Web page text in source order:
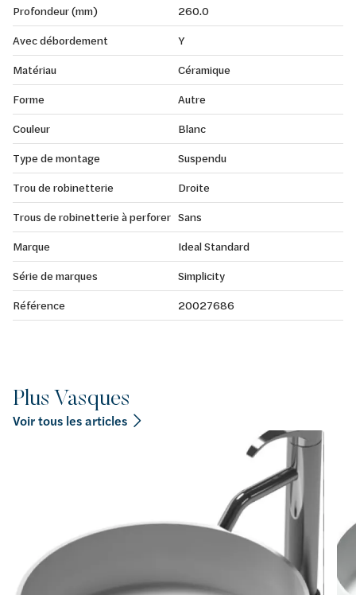
Profondeur (mm)
260.0
Avec débordement
Y
Matériau
Céramique
Forme
Autre
Couleur
Blanc
Type de montage
Suspendu
Trou de robinetterie
Droite
Trous de robinetterie à perforer Sans
Marque
Ideal Standard
Série de marques
Simplicity
Référence
20027686
Plus Vasques
Voir tous les articles